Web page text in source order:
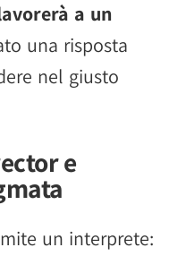
a un
una risposta
nel giusto
e
un interprete: